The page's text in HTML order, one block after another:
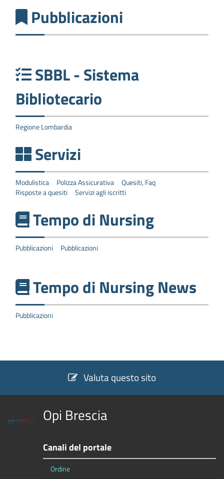
Pubblicazioni
SBBL - Sistema
Bibliotecario
Regione Lombardia
Servizi
Modulistica Polizza Assicurativa
Quesiti, Faq
Risposte a quesiti
Servizi agli iscritti
Tempo di Nursing
Pubblicazioni Pubblicazioni
Tempo di Nursing News
Pubblicazioni
Valuta questo sito
Opi Brescia
Canali del portale
Ordine